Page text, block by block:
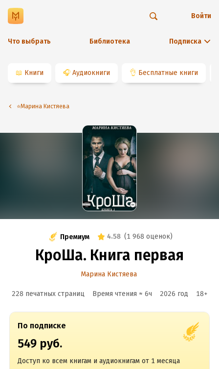
Что выбрать Библиотека Подписка
Войти
📖 Книги 🎧 Аудиокниги 👌 Бесплатные книги
⭐️Марина Кистяева
Премиум 4.58 (1 968 оценок)
КроШа. Книга первая
Марина Кистяева
228 печатных страниц Время чтения ≈ 6ч 2026 год 18+
По подписке
549 руб.
Доступ ко всем книгам и аудиокнигам от 1 месяца